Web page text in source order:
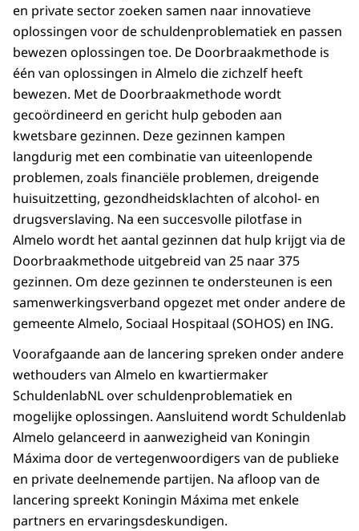
en private sector zoeken samen naar innovatieve
oplossingen voor de schuldenproblematiek en passen
bewezen oplossingen toe. De Doorbraakmethode is
één van oplossingen in Almelo die zichzelf heeft
bewezen. Met de Doorbraakmethode wordt
gecoördineerd en gericht hulp geboden aan
kwetsbare gezinnen. Deze gezinnen kampen
langdurig met een combinatie van uiteenlopende
problemen, zoals financiële problemen, dreigende
huisuitzetting, gezondheidsklachten of alcohol- en
drugsverslaving. Na een succesvolle pilotfase in
Almelo wordt het aantal gezinnen dat hulp krijgt via de
Doorbraakmethode uitgebreid van 25 naar 375
gezinnen. Om deze gezinnen te ondersteunen is een
samenwerkingsverband opgezet met onder andere de
gemeente Almelo, Sociaal Hospitaal (SOHOS) en ING.
Voorafgaande aan de lancering spreken onder andere
wethouders van Almelo en kwartiermaker
SchuldenlabNL over schuldenproblematiek en
mogelijke oplossingen. Aansluitend wordt Schuldenlab
Almelo gelanceerd in aanwezigheid van Koningin
Máxima door de vertegenwoordigers van de publieke
en private deelnemende partijen. Na afloop van de
lancering spreekt Koningin Máxima met enkele
partners en ervaringsdeskundigen.